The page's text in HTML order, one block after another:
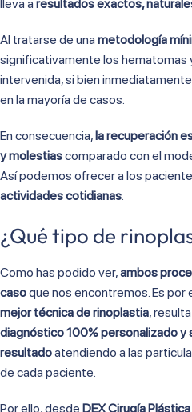
lleva a resultados exactos,
Al tratarse de una metodología
significativamente los hematomas
intervenida, si bien
en la mayoría de casos.
En consecuencia,la recuperación
y molestiascomparado con el
Así podemos ofrecer a los
actividades cotidianas.
¿Qué tipo de
Como has podido ver,ambos
casoque nos encontremos. Es por
mejor técnica de rinoplastia,
diagnóstico 100% personalizado y
resultadoatendiendo a las
de cada paciente.
Por ello, desde DEX Cirugía